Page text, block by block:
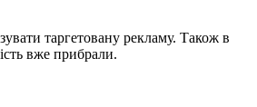
таргетовану рекламу. Також в
вже прибрали.